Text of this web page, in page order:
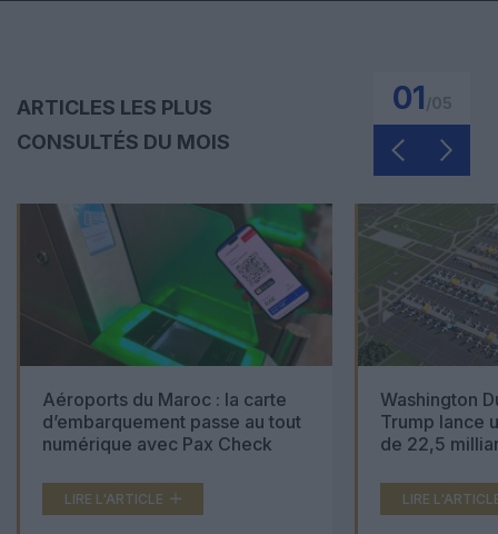
ARTICLES LES PLUS
CONSULTÉS DU MOIS
01
Aéroports du Maroc : la carte
d’embarquement passe au tout
numérique avec Pax Check
LIRE L'ARTICLE
Washington
Trump lance
de 22,5
LIRE